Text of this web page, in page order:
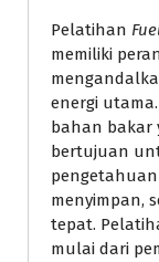
Pelatihan
memiliki
energi
bahan bakar
bertujuan
menyimpan,
tepat.
mulai dari